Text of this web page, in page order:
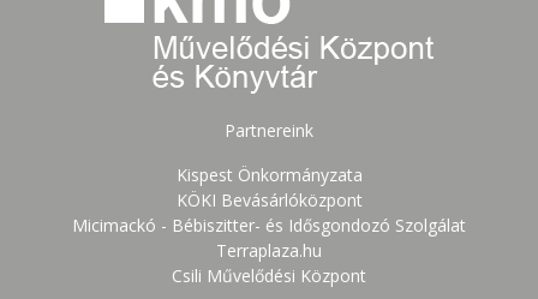
Partnereink
Kispest Önkormányzata
KÖKI Bevásárlóközpont
Micimackó - Bébiszitter- és Idősgondozó Szolgálat
Terraplaza.hu
Csili Művelődési Központ